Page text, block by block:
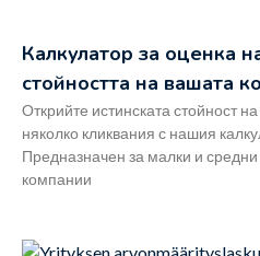
Калкулатор за оценка
стойността на вашата
Открийте истинската стойност
няколко кликвания с нашия
Предназначен за малки и
компании